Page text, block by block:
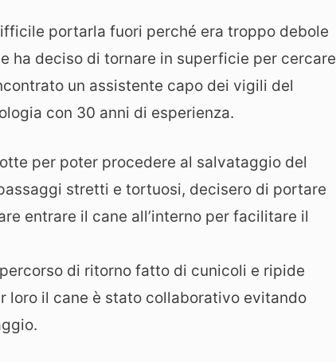
portarla fuori perché era troppo debole
ha deciso di tornare in superficie per cercare
un assistente capo dei vigili del
con 30 anni di esperienza.
per poter procedere al salvataggio del
stretti e tortuosi, decisero di portare
entrare il cane all’interno per facilitare il
di ritorno fatto di cunicoli e ripide
loro il cane è stato collaborativo evitando